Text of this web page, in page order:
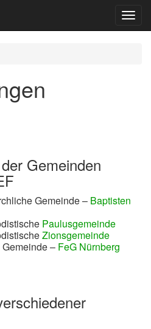
Gemeinden
Gemeinde – Baptisten
Paulusgemeinde
Zionsgemeinde
– FeG Nürnberg